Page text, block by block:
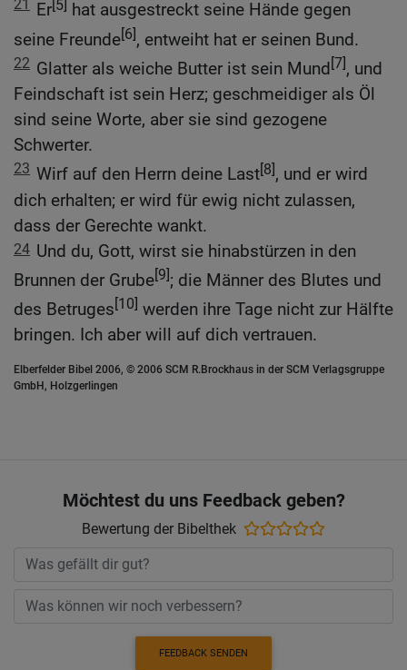
21 Er [5] hat ausgestreckt seine Hände gegen
seine Freunde[6], entweiht hat er seinen Bund.
22 Glatter als weiche Butter ist sein Mund[7], und
Feindschaft ist sein Herz; geschmeidiger als Öl
sind seine Worte, aber sie sind gezogene
Schwerter.
23 Wirf auf den Herrn deine Last[8], und er wird
dich erhalten; er wird für ewig nicht zulassen,
dass der Gerechte wankt.
24 Und du, Gott, wirst sie hinabstürzen in den
Brunnen der Grube[9]; die Männer des Blutes und
des Betruges[10] werden ihre Tage nicht zur Hälfte
bringen. Ich aber will auf dich vertrauen.
Elberfelder Bibel 2006, © 2006 SCM R.Brockhaus in der SCM Verlagsgruppe
GmbH, Holzgerlingen
Möchtest du uns Feedback geben?
Bewertung der Bibelthek
FEEDBACK SENDEN